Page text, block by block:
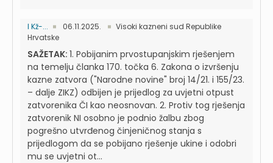
I Kž-... 06.11.2025.
Visoki kazneni sud Republike
Hrvatske
SAŽETAK: 1. Pobijanim prvostupanjskim rješenjem
na temelju članka 170. točka 6. Zakona o izvršenju
kazne zatvora ("Narodne novine" broj 14/21. i 155/23.
– dalje ZIKZ) odbijen je prijedlog za uvjetni otpust
zatvorenika ČI kao neosnovan. 2. Protiv tog rješenja
zatvorenik NI osobno je podnio žalbu zbog
pogrešno utvrđenog činjeničnog stanja s
prijedlogom da se pobijano rješenje ukine i odobri
mu se uvjetni ot...